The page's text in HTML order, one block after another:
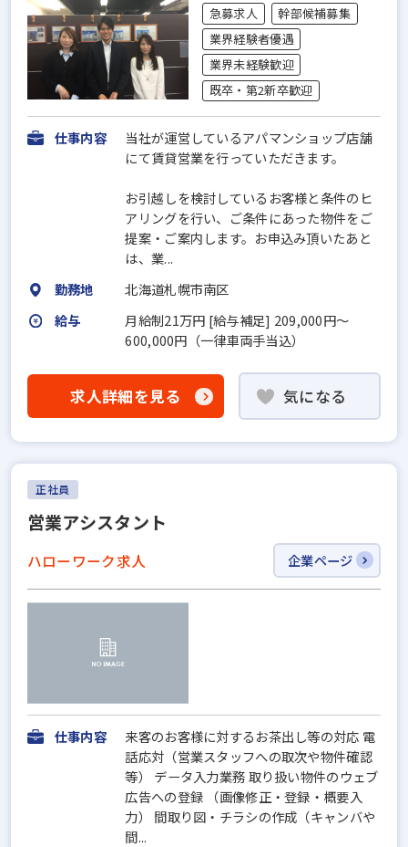
急募求人
幹部候補募集
業界経験者優遇
業界未経験歓迎
既卒・第2新卒歓迎
仕事内容
当社が運営しているアパマンショップ店舗
にて賃貸営業を行っていただきます。
お引越しを検討しているお客様と条件のヒ
アリングを行い、ご条件にあった物件をご
提案・ご案内します。お申込み頂いたあと
は、業...
勤務地
北海道札幌市南区
給与
月給制21万円 [給与補足] 209,000円〜
600,000円（一律車両手当込）
求人詳細を見る 気になる
正社員
営業アシスタント
ハローワーク求人 企業ページ
仕事内容
来客のお客様に対するお茶出し等の対応 電
話応対（営業スタッフへの取次や物件確認
等） データ入力業務 取り扱い物件のウェブ
広告への登録 （画像修正・登録・概要入
力） 間取り図・チラシの作成（キャンバや
間...